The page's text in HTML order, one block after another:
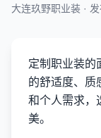
大连玖野职业装 ·
定制职业装的
的舒适度、质
和个人需求，
美。